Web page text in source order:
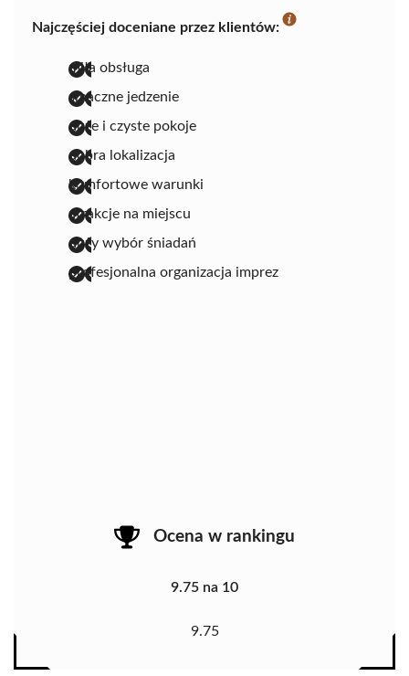
Najczęściej doceniane przez klientów:
miła obsługa
smaczne jedzenie
duże i czyste pokoje
dobra lokalizacja
komfortowe warunki
atrakcje na miejscu
duży wybór śniadań
profesjonalna organizacja imprez
Ocena w rankingu
9.75 na 10
9.75